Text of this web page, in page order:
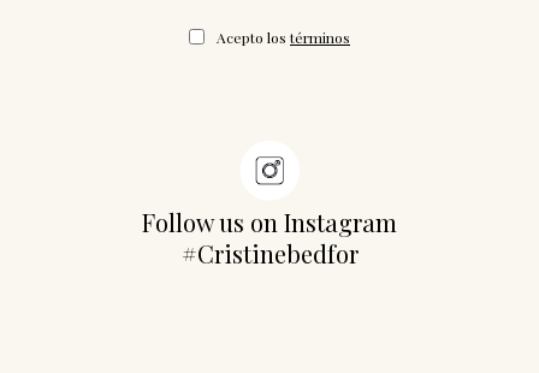
Acepto los términos
Follow us on Instagram
#Cristinebedfor